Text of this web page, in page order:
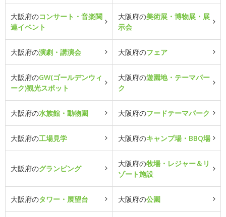
大阪府のコンサート・音楽関
連イベント
大阪府の美術展・博物展・展
示会
大阪府の演劇・講演会 大阪府のフェア
大阪府のGW(ゴールデンウィ
ーク)観光スポット
大阪府の遊園地・テーマパー
ク
大阪府の水族館・動物園 大阪府のフードテーマパーク
大阪府の工場見学 大阪府のキャンプ場・BBQ場
大阪府のグランピング
大阪府の牧場・レジャー＆リ
ゾート施設
大阪府のタワー・展望台 大阪府の公園